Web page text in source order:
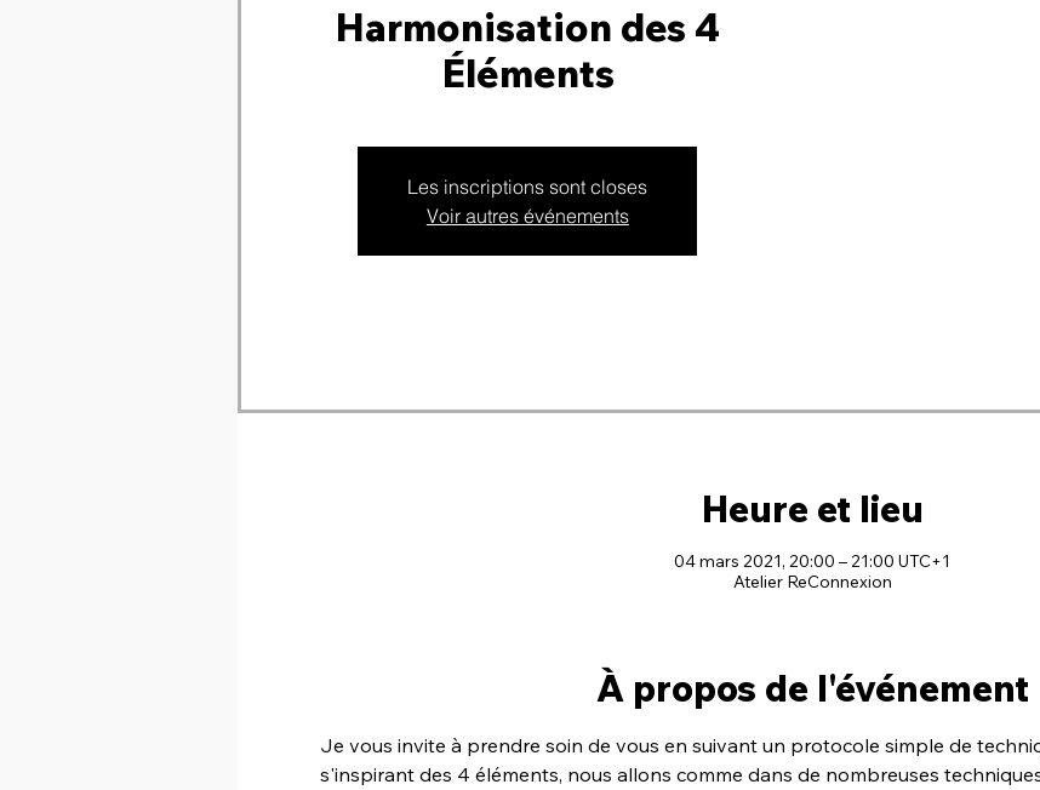
Harmonisation des 4
Éléments
Les inscriptions sont closes
Voir autres événements
Heure et lieu
04 mars 2021, 20:00 – 21:00 UTC+1
Atelier ReConnexion
À propos de l'événement
Je vous invite à prendre soin de vous en suivant un protocole simple de
s'inspirant des 4 éléments, nous allons comme dans de nombreuses